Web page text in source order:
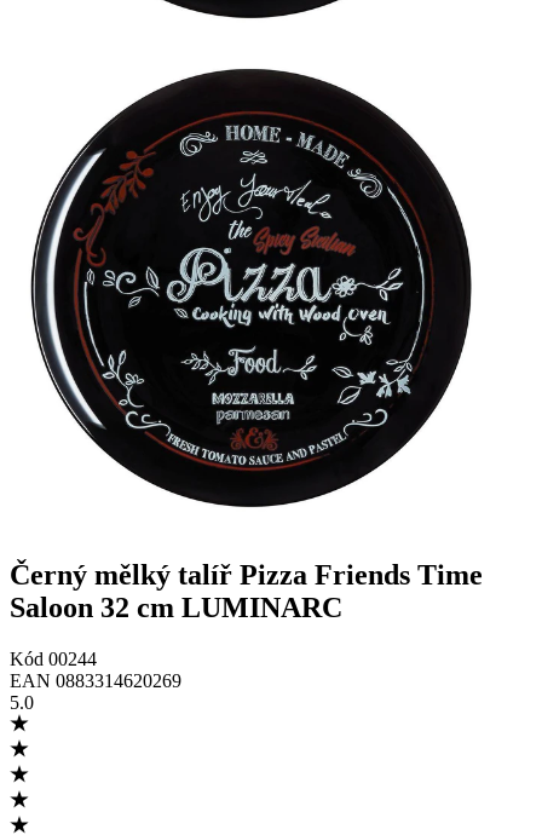
Černý mělký talíř Pizza Friends Time
Saloon 32 cm LUMINARC
Kód 00244
EAN 0883314620269
5.0